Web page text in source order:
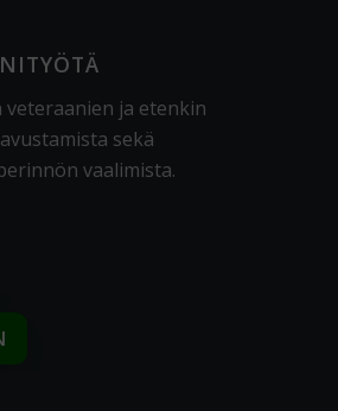
ja etenkin
sekä
vaalimista.